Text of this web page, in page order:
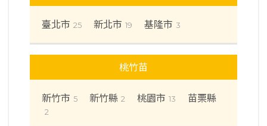
臺北市 25 新北市 19 基隆市 3
桃竹苗
新竹市 5 新竹縣 2 桃園市 13 苗栗縣
2